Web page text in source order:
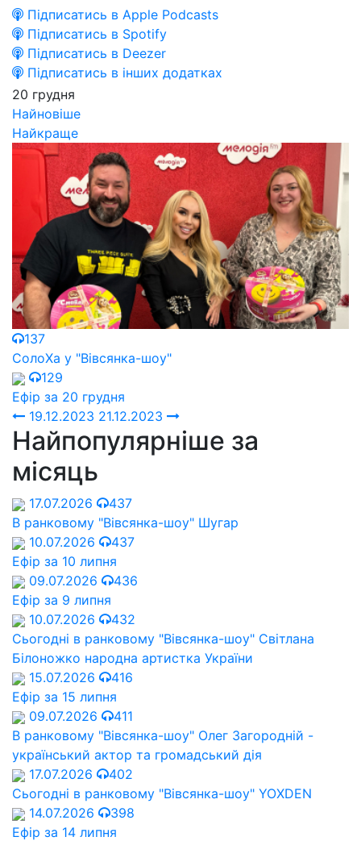
Підписатись в Apple Podcasts
Підписатись в Spotify
Підписатись в Deezer
Підписатись в інших додатках
20 грудня
Найновіше
Найкраще
137
СолоХа у "Вівсянка-шоу"
129
Ефір за 20 грудня
19.12.2023 21.12.2023
Найпопулярніше за
місяць
17.07.2026
437
В ранковому "Вівсянка-шоу" Шугар
10.07.2026
437
Ефір за 10 липня
09.07.2026
436
Ефір за 9 липня
10.07.2026
432
Сьогодні в ранковому "Вівсянка-шоу" Cвітлана
Білоножко народна артистка України
15.07.2026
416
Ефір за 15 липня
09.07.2026
411
В ранковому "Вівсянка-шоу" Олег Загородній -
український актор та громадський дія
17.07.2026
402
Сьогодні в ранковому "Вівсянка-шоу" YOXDEN
14.07.2026
398
Ефір за 14 липня